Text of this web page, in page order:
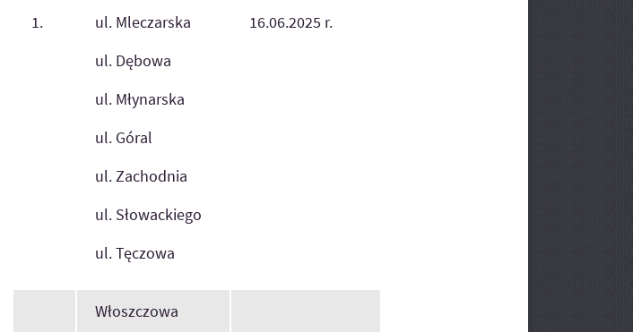
1.
ul. Mleczarska
ul. Dębowa
ul. Młynarska
ul. Góral
ul. Zachodnia
ul. Słowackiego
ul. Tęczowa
16.06.2025 r.
Włoszczowa